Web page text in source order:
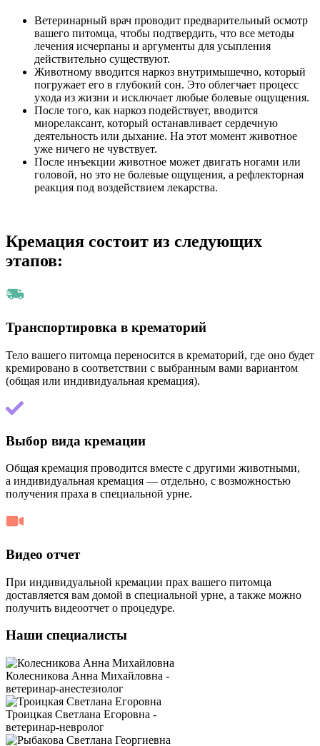
Ветеринарный врач проводит предварительный осмотр
вашего питомца, чтобы подтвердить, что все методы
лечения исчерпаны и аргументы для усыпления
действительно существуют.
Животному вводится наркоз внутримышечно, который
погружает его в глубокий сон. Это облегчает процесс
ухода из жизни и исключает любые болевые ощущения.
После того, как наркоз подействует, вводится
миорелаксант, который останавливает сердечную
деятельность или дыхание. На этот момент животное
уже ничего не чувствует.
После инъекции животное может двигать ногами или
головой, но это не болевые ощущения, а рефлекторная
реакция под воздействием лекарства.
Кремация состоит из следующих
этапов:
Транспортировка в крематорий
Тело вашего питомца переносится в крематорий, где оно будет
кремировано в соответствии с выбранным вами вариантом
(общая или индивидуальная кремация).
Выбор вида кремации
Общая кремация проводится вместе с другими животными,
а индивидуальная кремация — отдельно, с возможностью
получения праха в специальной урне.
Видео отчет
При индивидуальной кремации прах вашего питомца
доставляется вам домой в специальной урне, а также можно
получить видеоотчет о процедуре.
Наши специалисты
Колесникова Анна Михайловна -
ветеринар-анестезиолог
Троицкая Светлана Егоровна -
ветеринар-невролог